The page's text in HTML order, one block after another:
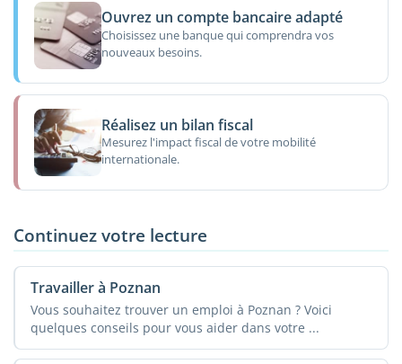
Ouvrez un compte bancaire adapté
Choisissez une banque qui comprendra vos
nouveaux besoins.
Réalisez un bilan fiscal
Mesurez l'impact fiscal de votre mobilité
internationale.
Continuez votre lecture
Travailler à Poznan
Vous souhaitez trouver un emploi à Poznan ? Voici
quelques conseils pour vous aider dans votre ...